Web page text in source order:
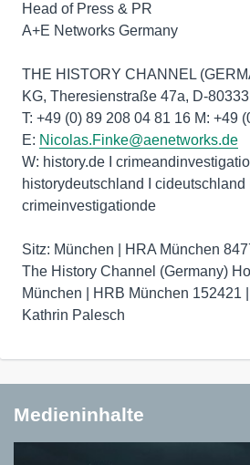
Head of Press & PR
A+E Networks Germany
THE HISTORY CHANNEL
KG, Theresienstraße 47a, D-
T: +49 (0) 89 208 04 81 16 M: +49
E: Nicolas.Finke@aenetworks.de
W: history.de I
historydeutschland I cideutschland
crimeinvestigationde
Sitz: München | HRA München
The History Channel (Germany)
München | HRB München 152421
Kathrin Palesch
Medieninhalte